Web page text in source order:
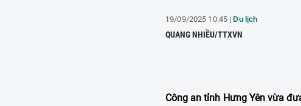
19/09/2025 10:45 | Du lịch
QUANG NHIỀU/TTXVN
Công an tỉnh Hưng Yên vừa